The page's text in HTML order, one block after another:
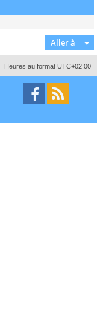
Aller à
Heures au format UTC+02:00